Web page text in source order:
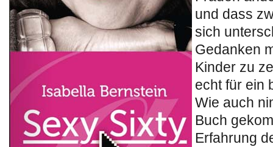
und dass
sich
Gedanken
Kinder zu
echt für ein
Wie auch
Buch
Erfahrung